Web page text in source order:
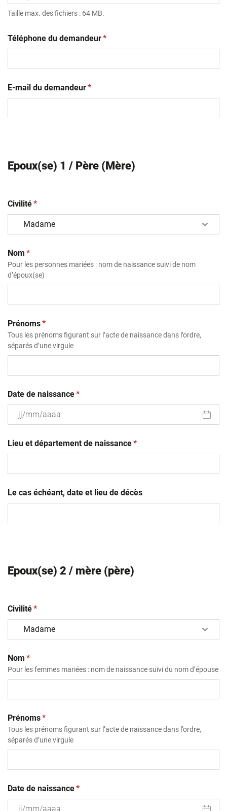
Taille max. des fichiers : 64 MB.
Téléphone du demandeur(obligatoire)
*
E-mail du demandeur(obligatoire)
*
Epoux(se) 1 / Père (Mère)
Civilité(obligatoire)
*
Nom (obligatoire)
*
Pour les personnes mariées : nom de naissance suivi de nom
d’époux(se)
Prénoms(obligatoire)
*
Tous les prénoms figurant sur l’acte de naissance dans l’ordre,
séparés d’une virgule
Date de naissance(obligatoire)
*
slash
MM
Lieu et département de naissance(obligatoire)
*
Le cas échéant, date et lieu de décès
Epoux(se) 2 / mère (père)
Civilité(obligatoire)
*
Nom (obligatoire)
*
Pour les femmes mariées : nom de naissance suivi du nom d’épouse
Prénoms(obligatoire)
*
Tous les prénoms figurant sur l’acte de naissance dans l’ordre,
séparés d’une virgule
Date de naissance(obligatoire)
*